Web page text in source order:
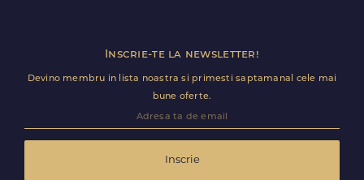
Inscrie-te la newsletter!
Devino membru in lista noastra si primesti saptamanal cele mai
bune oferte.
Inscrie